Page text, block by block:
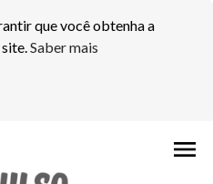
que você obtenha a
Saber mais
menu